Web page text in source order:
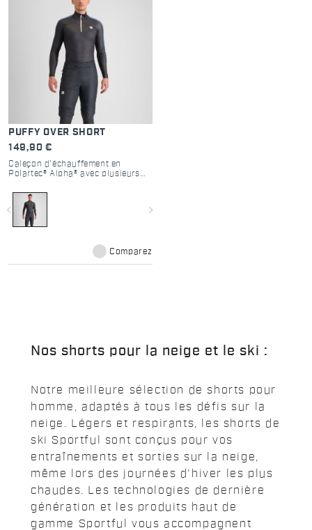
PUFFY OVER SHORT
149,90 €
Caleçon d'échauffement en
Polartec® Alpha® avec plusieurs
comme les deux fermetures éclair
sur les côtés pour un retrait facile
sans enlever les chaussures de
navigate_before navigate_next
Comparez
Nos shorts pour la neige et le ski :
Notre meilleure sélection de shorts pour
homme, adaptés à tous les défis sur la
neige. Légers et respirants, les shorts de
ski Sportful sont conçus pour vos
entraînements et sorties sur la neige,
même lors des journées d'hiver les plus
chaudes. Les technologies de dernière
génération et les produits haut de
gamme Sportful vous accompagnent